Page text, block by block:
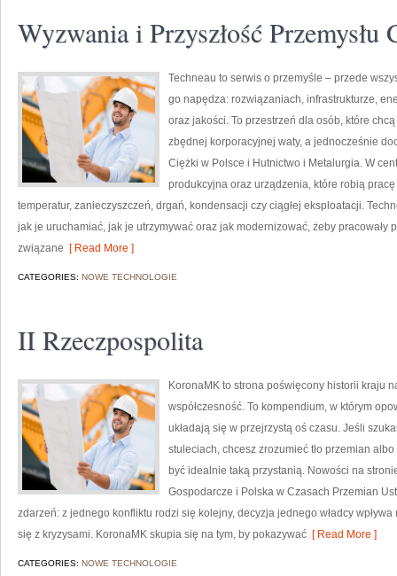
Wyzwania i Przyszłość Przemysłu
Techneau to serwis o przemyśle – przede
go napędza: rozwiązaniach, infrastrukturze,
oraz jakości. To przestrzeń dla osób, które
zbędnej korporacyjnej waty, a jednocześnie
Ciężki w Polsce i Hutnictwo i Metalurgia. W
produkcyjna oraz urządzenia, które robią
temperatur, zanieczyszczeń, drgań, kondensacji czy ciągłej eksploatacji.
jak je uruchamiać, jak je utrzymywać oraz jak modernizować, żeby pracowały
związane [ Read More ]
CATEGORIES: NOWE TECHNOLOGIE
II Rzeczpospolita
KoronaMK to strona poświęcony historii kraju
współczesność. To kompendium, w którym
układają się w przejrzystą oś czasu. Jeśli
stuleciach, chcesz zrozumieć tło przemian
być idealnie taką przystanią. Nowości na
Gospodarcze i Polska w Czasach Przemian
zdarzeń: z jednego konfliktu rodzi się kolejny, decyzja jednego władcy
się z kryzysami. KoronaMK skupia się na tym, by pokazywać [ Read More ]
CATEGORIES: NOWE TECHNOLOGIE